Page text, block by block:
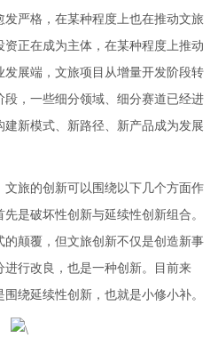
严格，在某种程度上也在推动文旅
正在成为主体，在某种程度上推动
展端，文旅项目从增量开发阶段转
，一些细分领域、细分赛道已经进
新模式、新路径、新产品成为发展
旅的创新可以围绕以下几个方面作
是破坏性创新与延续性创新组合。
颠覆，但文旅创新不仅是创造新事
行改良，也是一种创新。目前来
绕延续性创新，也就是小修小补。